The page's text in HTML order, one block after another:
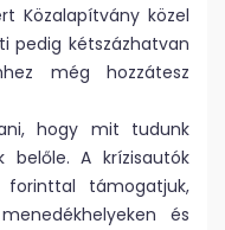
Közalapítvány közel
pedig kétszázhatvan
még hozzátesz
hogy mit tudunk
belőle. A krízisautók
támogatjuk,
és